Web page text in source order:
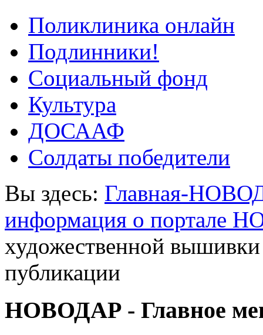
Поликлиника онлайн
Подлинники!
Социальный фонд
Культура
ДОСААФ
Солдаты победители
Вы здесь: Главная-
информация о портале
художественной
публикации
НОВОДАР - Главное